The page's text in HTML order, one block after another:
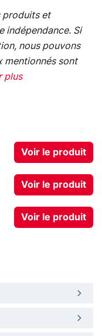
produits et
indépendance. Si
nous pouvons
mentionnés sont
plus
Voir le produit
Voir le produit
Voir le produit